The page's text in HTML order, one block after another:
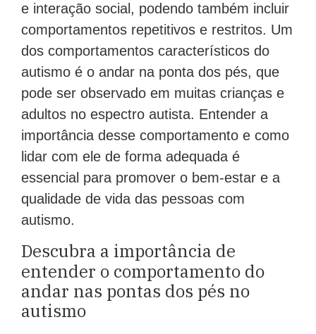
e interação social, podendo também incluir
comportamentos repetitivos e restritos. Um
dos comportamentos característicos do
autismo é o andar na ponta dos pés, que
pode ser observado em muitas crianças e
adultos no espectro autista. Entender a
importância desse comportamento e como
lidar com ele de forma adequada é
essencial para promover o bem-estar e a
qualidade de vida das pessoas com
autismo.
Descubra a importância de
entender o comportamento do
andar nas pontas dos pés no
autismo